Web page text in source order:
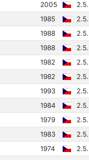
2005
1985
1988
1988
1982
1982
1993
1984
1979
1983
1974